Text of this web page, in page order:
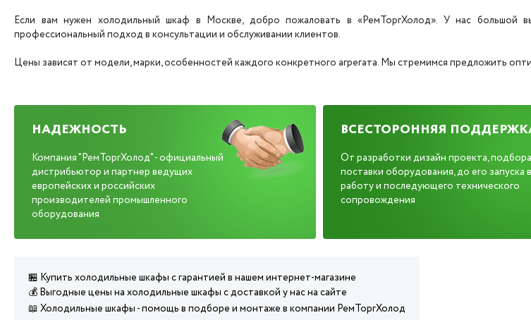
Если вам нужен холодильный шкаф в Москве, добро пожаловать в «РемТоргХолод». У нас большой
профессиональный подход в консультации и обслуживании клиентов.
Цены зависят от модели, марки, особенностей каждого конкретного агрегата. Мы стремимся предложить
НАДЕЖНОСТЬ
Компания "РемТоргХолод" - официальный
дистрибьютор и партнер ведущих
европейских и российских
производителей промышленного
оборудования
ВСЕСТОРОННЯЯ
От разработки дизайн проекта,
поставки оборудования, до его запуска в
работу и последующего технического
сопровождения
🏪 Купить холодильные шкафы с гарантией в нашем интернет-магазине
💰 Выгодные цены на холодильные шкафы с доставкой у нас на сайте
📖 Холодильные шкафы - помощь в подборе и монтаже в компании РемТоргХолод